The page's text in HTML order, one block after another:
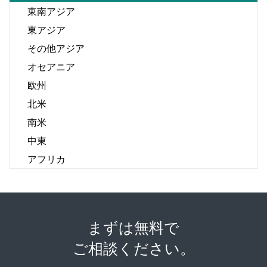
東南アジア
東アジア
その他アジア
オセアニア
欧州
北米
南米
中東
アフリカ
まずは無料で
ご相談ください。